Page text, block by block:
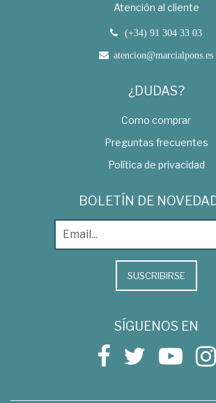
Atención al cliente
(+34) 91 304 33 03
atencion@marcialpons.es
¿DUDAS?
Como comprar
Preguntas frecuentes
Política de privacidad
BOLETÍN DE
SUSCRIBIRSE
SÍGUENOS EN